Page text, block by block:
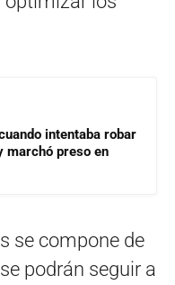
intentaba robar
marchó preso en
se compone de
podrán seguir a